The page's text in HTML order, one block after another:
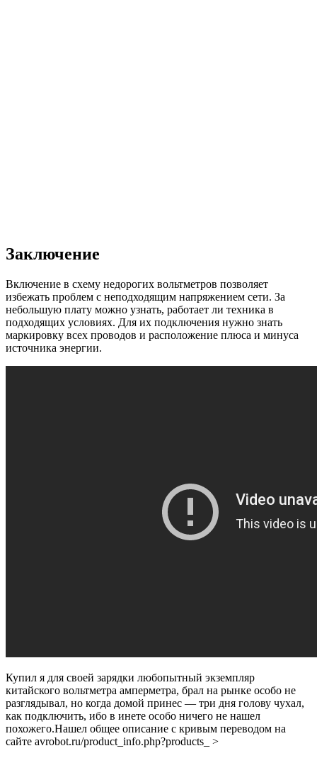
Заключение
Включение в схему недорогих вольтметров позволяет
избежать проблем с неподходящим напряжением сети. За
небольшую плату можно узнать, работает ли техника в
подходящих условиях. Для их подключения нужно знать
маркировку всех проводов и расположение плюса и минуса
источника энергии.
Купил я для своей зарядки любопытный экземпляр
китайского вольтметра амперметра, брал на рынке особо не
разглядывал, но когда домой принес — три дня голову чухал,
как подключить, ибо в инете особо ничего не нашел
похожего.Нашел общее описание с кривым переводом на
сайте avrobot.ru/product_info.php?products_ >